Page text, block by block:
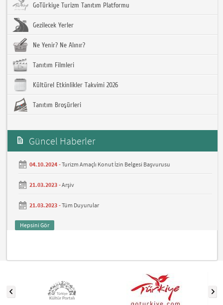
GoTürkiye Turizm Tanıtım Platformu
Gezilecek Yerler
Ne Yenir? Ne Alınır?
Tanıtım Filmleri
Kültürel Etkinlikler Takvimi 2026
Tanıtım Broşürleri
Güncel Haberler
04.10.2024 -Turizm Amaçlı Konut İzin Belgesi Başvurusu
21.03.2023 -Arşiv
21.03.2023 -Tüm Duyurular
Hepsini Gör